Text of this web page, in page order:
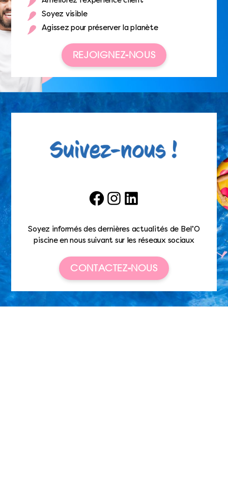
Soyez visible
Agissez pour préserver la planète
REJOIGNEZ-NOUS
FacebookInstagramLinkedIn
Soyez informés des dernières actualités de Bel’O
piscine en nous suivant sur les réseaux sociaux
CONTACTEZ-NOUS